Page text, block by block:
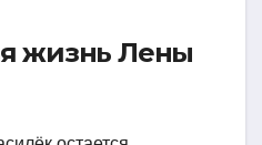
жизнь Лены